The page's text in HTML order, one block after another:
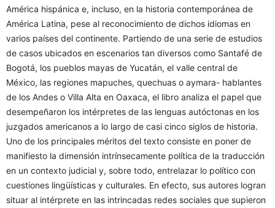
América hispánica e, incluso, en la historia contemporánea de
América Latina, pese al reconocimiento de dichos idiomas en
varios países del continente. Partiendo de una serie de estudios
de casos ubicados en escenarios tan diversos como Santafé de
Bogotá, los pueblos mayas de Yucatán, el valle central de
México, las regiones mapuches, quechuas o aymara- hablantes
de los Andes o Villa Alta en Oaxaca, el libro analiza el papel que
desempeñaron los intérpretes de las lenguas autóctonas en los
juzgados americanos a lo largo de casi cinco siglos de historia.
Uno de los principales méritos del texto consiste en poner de
manifiesto la dimensión intrínsecamente política de la traducción
en un contexto judicial y, sobre todo, entrelazar lo político con
cuestiones lingüísticas y culturales. En efecto, sus autores logran
situar al intérprete en las intrincadas redes sociales que supieron